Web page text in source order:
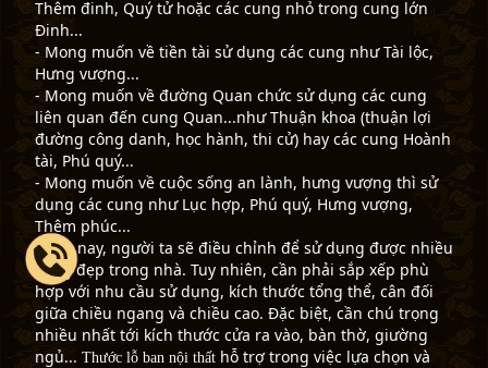
Thêm đinh, Quý tử hoặc các cung nhỏ trong cung lớn
Đinh...
- Mong muốn về tiền tài sử dụng các cung như Tài lộc,
Hưng vượng...
- Mong muốn về đường Quan chức sử dụng các cung
liên quan đến cung Quan...như Thuận khoa (thuận lợi
đường công danh, học hành, thi cử) hay các cung Hoành
tài, Phú quý...
- Mong muốn về cuộc sống an lành, hưng vượng thì sử
dụng các cung như Lục hợp, Phú quý, Hưng vượng,
Thêm phúc...
Ngày nay, người ta sẽ điều chỉnh để sử dụng được nhiều
cung đẹp trong nhà. Tuy nhiên, cần phải sắp xếp phù
hợp với nhu cầu sử dụng, kích thước tổng thể, cân đối
giữa chiều ngang và chiều cao. Đặc biệt, cần chú trọng
nhiều nhất tới kích thước cửa ra vào, bàn thờ, giường
ngủ... Thước lỗ ban nội thất hỗ trợ trong việc lựa chọn và